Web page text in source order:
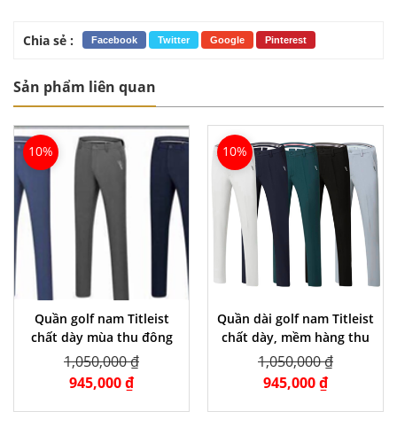
Chia sẻ : Facebook Twitter Google Pinterest
Sản phẩm liên quan
10%
Quần golf nam Titleist
chất dày mùa thu đông
1,050,000 ₫
945,000 ₫
10%
Quần dài golf nam Titleist
chất dày, mềm hàng thu
đông
1,050,000 ₫
945,000 ₫